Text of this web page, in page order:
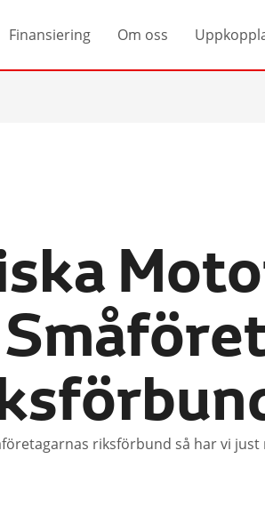
Finansiering Om oss
riksförbund så har vi